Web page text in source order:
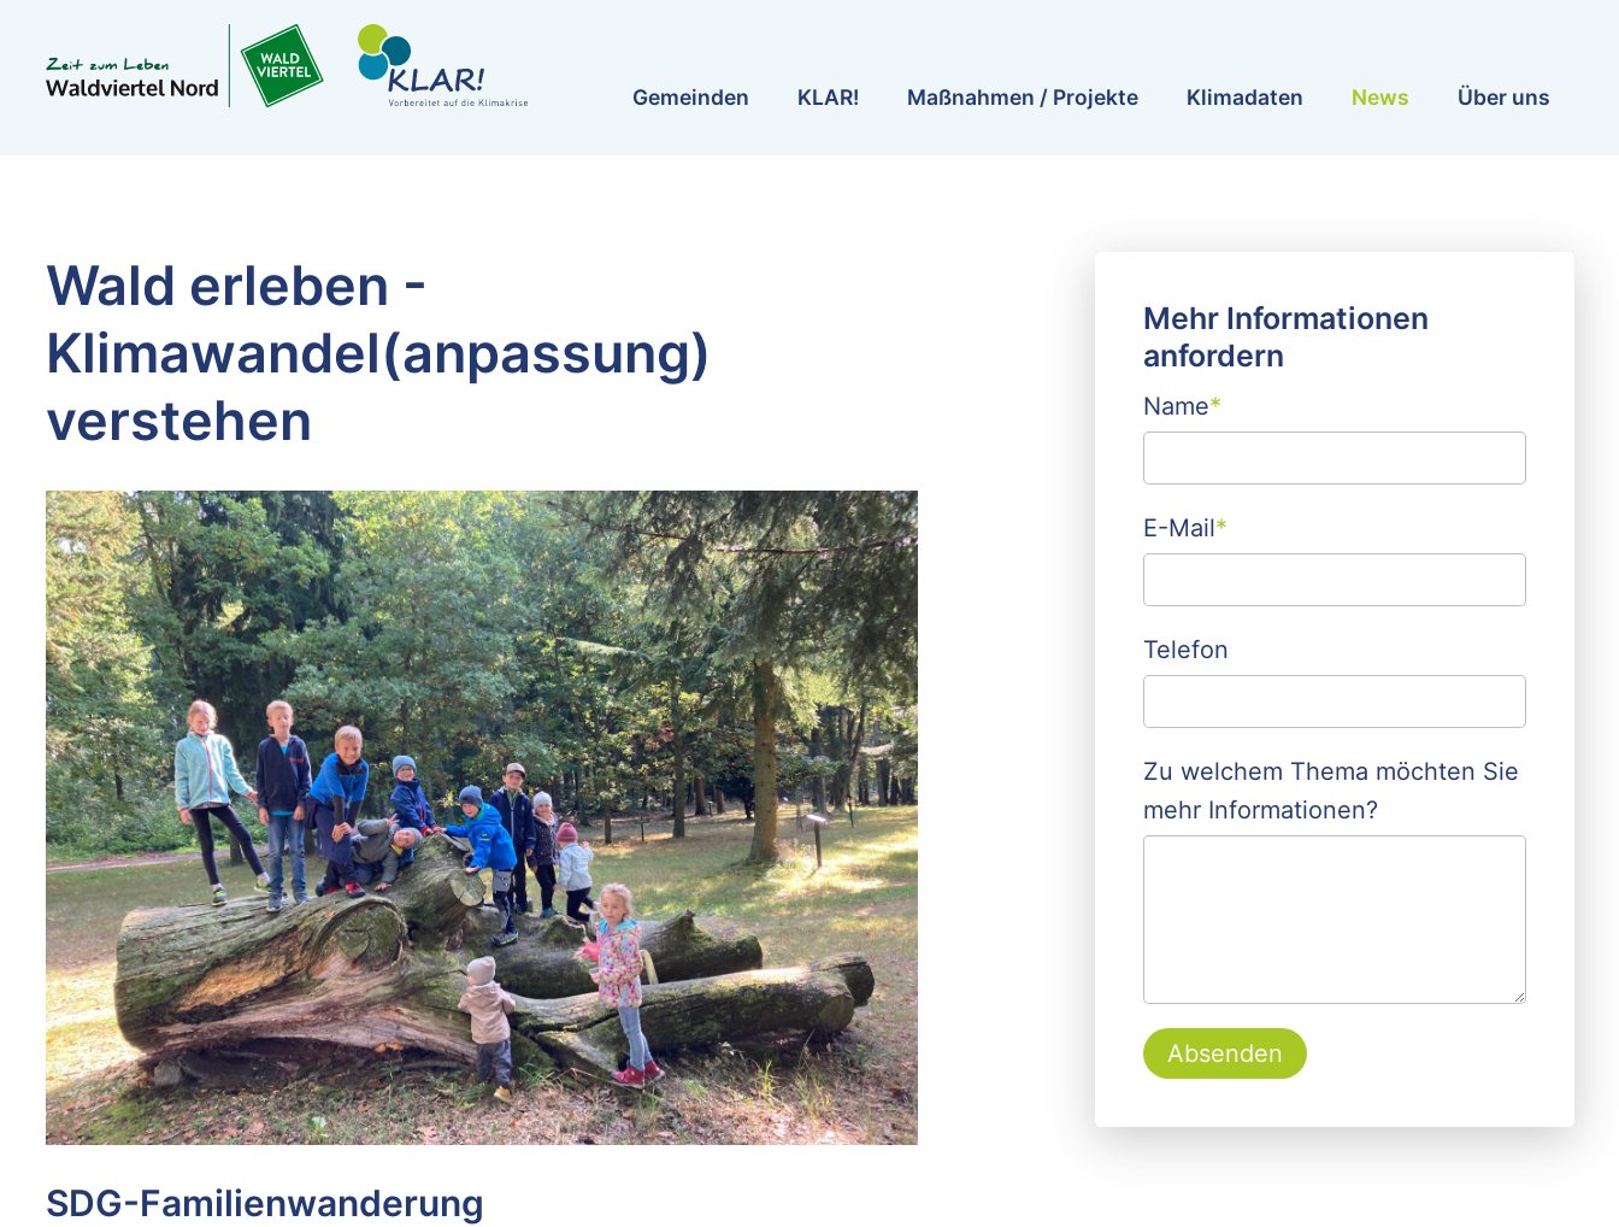
Gemeinden KLAR! Maßnahmen / Projekte Klimadaten News Über uns
Wald erleben -
Klimawandel(anpassung)
verstehen
SDG-Familienwanderung
Mehr Informationen
anfordern
Name*
E-Mail*
Telefon
Zu welchem Thema möchten Sie
mehr Informationen?
Absenden